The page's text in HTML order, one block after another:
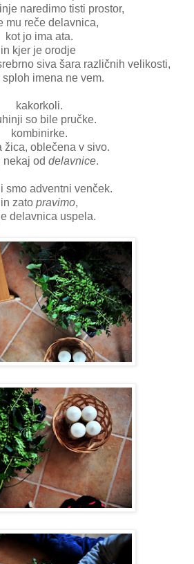
naredimo tisti prostor,
mu reče delavnica,
kot jo ima ata.
in kjer je orodje
siva šara različnih velikosti,
sploh imena ne vem.
kakorkoli.
so bile pručke.
kombinirke.
žica, oblečena v sivo.
nekaj od delavnice.
smo adventni venček.
in zato pravimo,
delavnica uspela.